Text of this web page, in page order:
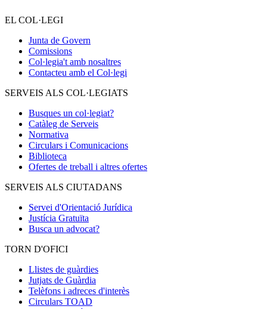
EL COL·LEGI
Junta de Govern
Comissions
Col·legia't amb nosaltres
Contacteu amb el Col·legi
SERVEIS ALS COL·LEGIATS
Busques un col·legiat?
Catàleg de Serveis
Normativa
Circulars i Comunicacions
Biblioteca
Ofertes de treball i altres ofertes
SERVEIS ALS CIUTADANS
Servei d'Orientació Jurídica
Justícia Gratuïta
Busca un advocat?
TORN D'OFICI
Llistes de guàrdies
Jutjats de Guàrdia
Telèfons i adreces d'interès
Circulars TOAD